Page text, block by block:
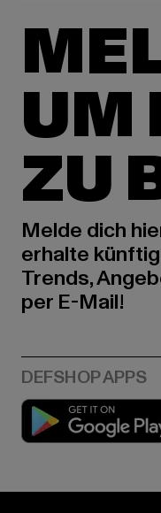
UM
ZU
Melde dich
erhalte
Trends,
per E-Mail!